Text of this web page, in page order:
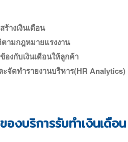
างเงินเดือน
ามกฎหมายแรงงาน
งกับเงินเดือนให้ลูกค้า
จัดทำรายงานบริหาร(HR Analytics)
งบริการรับทำเงินเดือน